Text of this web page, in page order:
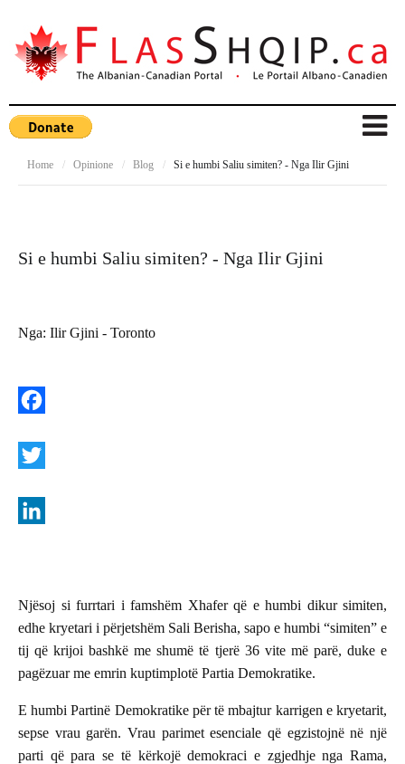
Home / Opinione / Blog / Si e humbi Saliu simiten? - Nga Ilir Gjini
Si e humbi Saliu simiten? - Nga Ilir Gjini
Nga: Ilir Gjini - Toronto
a
ew
r
e
d
n
Njësoj si furrtari i famshëm Xhafer që e humbi dikur simiten,
edhe kryetari i përjetshëm Sali Berisha, sapo e humbi “simiten” e
tij që krijoi bashkë me shumë të tjerë 36 vite më parë, duke e
pagëzuar me emrin kuptimplotë Partia Demokratike.
E humbi Partinë Demokratike për të mbajtur karrigen e kryetarit,
sepse vrau garën. Vrau parimet esenciale që egzistojnë në një
parti që para se të kërkojë demokraci e zgjedhje nga Rama,